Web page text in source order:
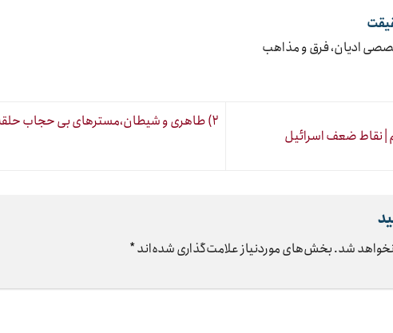
ادیان، فرق و مذاهب
نقاط ضعف اسرائیل
۲) طاهری و شیطان،مسترهای بی حجاب حلقه، در حلقه زندان!
شد.بخش‌های موردنیاز علامت‌گذاری شده‌اند*